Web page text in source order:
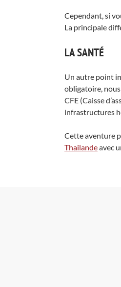
Cependant, si
La principale
LA SANTÉ
Un autre point
obligatoire,
CFE (Caisse
infrastructures
Cette aventure
Thailandeavec